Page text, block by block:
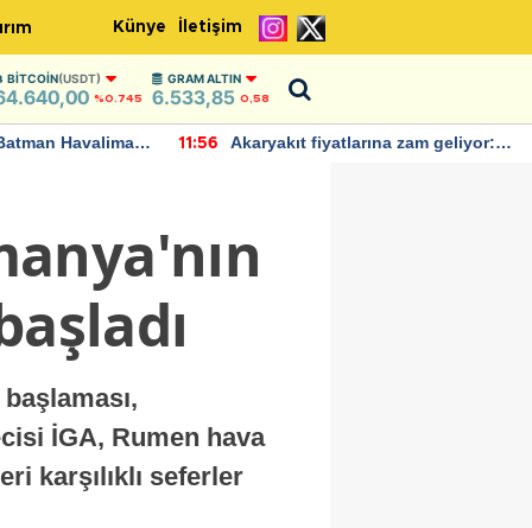
Künye İletişim
BITCOIN(USDT)
%0.745
GRAM ALTIN
6.533,85 0,58
Havalimanı
11:56
Akaryakıt fiyatlarına zam geliyor:
İGA, Rumen hava
karşılıklı seferler